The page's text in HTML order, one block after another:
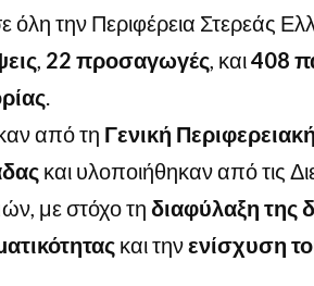
την Περιφέρεια Στερεάς
22 προσαγωγές , και408
από τη Γενική
και υλοποιήθηκαν από τις
με στόχο τη διαφύλαξη της
και τηνενίσχυση